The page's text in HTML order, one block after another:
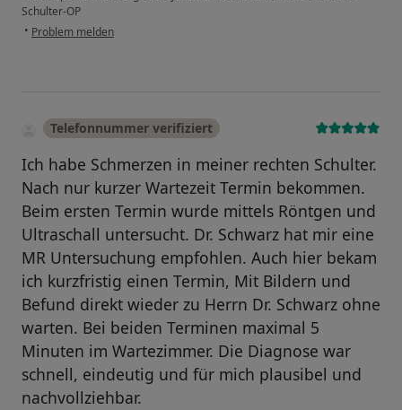
Schulter-OP
• Problem melden
Telefonnummer verifiziert
Ich habe Schmerzen in meiner rechten Schulter.
Nach nur kurzer Wartezeit Termin bekommen.
Beim ersten Termin wurde mittels Röntgen und
Ultraschall untersucht. Dr. Schwarz hat mir eine
MR Untersuchung empfohlen. Auch hier bekam
ich kurzfristig einen Termin, Mit Bildern und
Befund direkt wieder zu Herrn Dr. Schwarz ohne
warten. Bei beiden Terminen maximal 5
Minuten im Wartezimmer. Die Diagnose war
schnell, eindeutig und für mich plausibel und
nachvollziehbar.